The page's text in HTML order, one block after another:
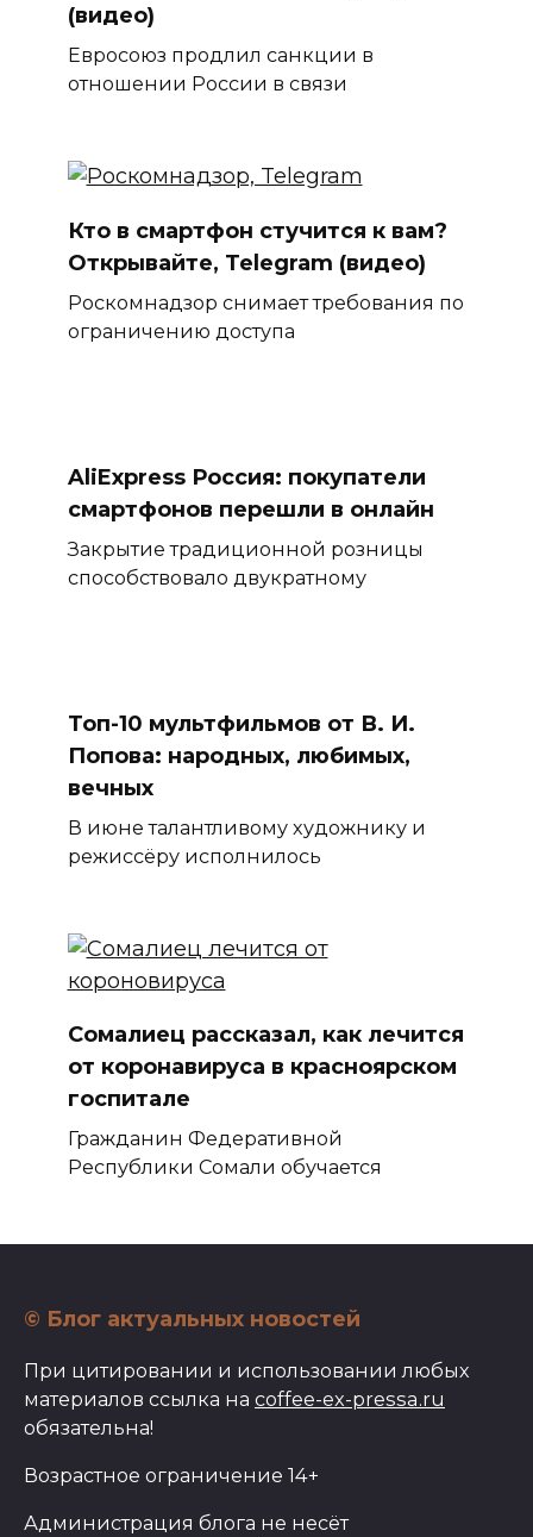
(видео)
Евросоюз продлил санкции в
отношении России в связи
Кто в смартфон стучится к вам?
Открывайте, Telegram (видео)
Роскомнадзор снимает требования по
ограничению доступа
AliExpress Россия: покупатели
смартфонов перешли в онлайн
Закрытие традиционной розницы
способствовало двукратному
Топ-10 мультфильмов от В. И.
Попова: народных, любимых,
вечных
В июне талантливому художнику и
режиссёру исполнилось
Сомалиец рассказал, как лечится
от коронавируса в красноярском
госпитале
Гражданин Федеративной
Республики Сомали обучается
© Блог актуальных новостей
При цитировании и использовании любых
материалов ссылка на coffee-ex-pressa.ru
обязательна!
Возрастное ограничение 14+
Администрация блога не несёт